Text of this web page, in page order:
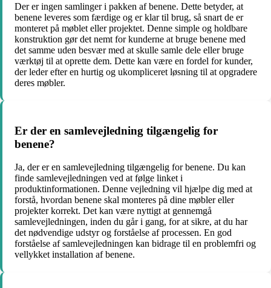
Der er ingen samlinger i pakken af benene. Dette betyder, at
benene leveres som færdige og er klar til brug, så snart de er
monteret på møblet eller projektet. Denne simple og holdbare
konstruktion gør det nemt for kunderne at bruge benene med
det samme uden besvær med at skulle samle dele eller bruge
værktøj til at oprette dem. Dette kan være en fordel for kunder,
der leder efter en hurtig og ukompliceret løsning til at opgradere
deres møbler.
Er der en samlevejledning tilgængelig for
benene?
Ja, der er en samlevejledning tilgængelig for benene. Du kan
finde samlevejledningen ved at følge linket i
produktinformationen. Denne vejledning vil hjælpe dig med at
forstå, hvordan benene skal monteres på dine møbler eller
projekter korrekt. Det kan være nyttigt at gennemgå
samlevejledningen, inden du går i gang, for at sikre, at du har
det nødvendige udstyr og forståelse af processen. En god
forståelse af samlevejledningen kan bidrage til en problemfri og
vellykket installation af benene.